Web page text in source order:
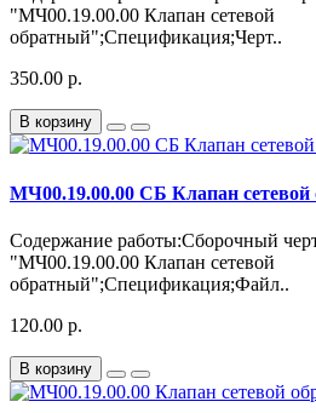
"МЧ00.19.00.00 Клапан сетевой
обратный";Спецификация;Черт..
350.00 р.
В корзину
МЧ00.19.00.00 СБ Клапан сетевой
Содержание работы:Сборочный
"МЧ00.19.00.00 Клапан сетевой
обратный";Спецификация;Файл..
120.00 р.
В корзину